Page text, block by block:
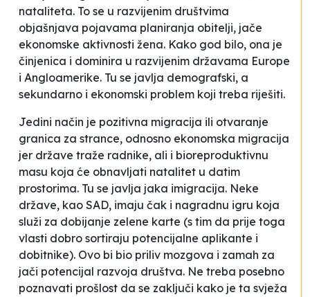
nataliteta. To se u razvijenim društvima
objašnjava pojavama planiranja obitelji, jače
ekonomske aktivnosti žena. Kako god bilo, ona je
činjenica i dominira u razvijenim državama Europe
i Angloamerike. Tu se javlja demografski, a
sekundarno i ekonomski problem koji treba riješiti.
Jedini način je pozitivna migracija ili otvaranje
granica za strance, odnosno ekonomska migracija
jer države traže radnike, ali i bioreproduktivnu
masu koja će obnavljati natalitet u datim
prostorima. Tu se javlja jaka imigracija. Neke
države, kao SAD, imaju čak i nagradnu igru koja
služi za dobijanje zelene karte (s tim da prije toga
vlasti dobro sortiraju potencijalne aplikante i
dobitnike). Ovo bi bio priliv mozgova i zamah za
jači potencijal razvoja društva. Ne treba posebno
poznavati prošlost da se zaključi kako je ta svježa